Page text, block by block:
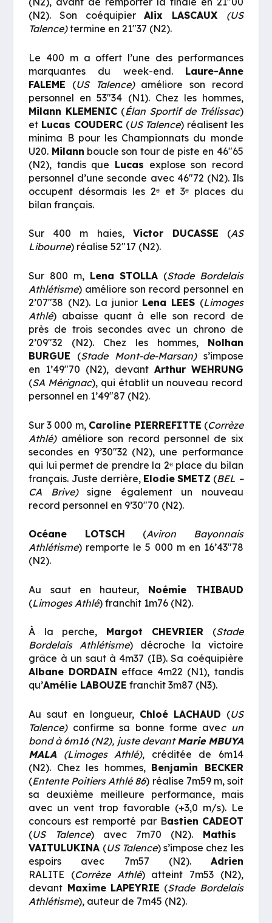
(N2). Son coéquipierAlix LASCAUX (US
Talence)termine en 21″37 (N2).
Le 400 m a offert l’une des performances
marquantes du week-end. Laure-Anne
FALEME (US Talence)améliore son record
personnel en 53″34 (N1). Chez les hommes,
Milann KLEMENIC (Élan Sportif de Trélissac)
et Lucas COUDERC(US Talence) réalisent les
minima B pour les Championnats du monde
U20. Milann boucle son tour de piste en 46″65
(N2), tandis que Lucas explose son record
personnel d’une seconde avec 46″72 (N2). Ils
occupent désormais les 2ᵉ et 3ᵉ places du
bilan français.
Sur 400 m haies, Victor DUCASSE (AS
Libourne) réalise 52″17 (N2).
Sur 800 m, Lena STOLLA(Stade Bordelais
Athlétisme) améliore son record personnel en
2’07″38 (N2). La junior Lena LEES (Limoges
Athlé) abaisse quant à elle son record de
près de trois secondes avec un chrono de
2’09″32 (N2). Chez les hommes, Nolhan
BURGUE (Stade Mont-de-Marsan)s’impose
en 1’49″70 (N2), devant Arthur WEHRUNG
(SA Mérignac), qui établit un nouveau record
personnel en 1’49″87 (N2).
Sur 3 000 m, Caroline PIERREFITTE (Corrèze
Athlé)améliore son record personnel de six
secondes en 9’30″32 (N2), une performance
qui lui permet de prendre la 2ᵉ place du bilan
français. Juste derrière, Elodie SMETZ (BEL –
CA Brive)signe également un nouveau
record personnel en 9’30″70 (N2).
Océane LOTSCH (Aviron Bayonnais
Athlétisme) remporte le 5 000 m en 16’43″78
(N2).
Au saut en hauteur, Noémie THIBAUD
(Limoges Athlé) franchit 1m76 (N2).
À la perche, Margot CHEVRIER (Stade
Bordelais Athlétisme) décroche la victoire
grâce à un saut à 4m37 (IB). Sa coéquipière
Albane DORDAIN efface 4m22 (N1), tandis
qu’Amélie LABOUZE franchit 3m87 (N3).
Au saut en longueur, Chloé LACHAUD (US
Talence)confirme sa bonne forme avec un
bond à 6m16 (N2), juste devantMarie MBUYA
MALA (Limoges Athlé), créditée de 6m14
(N2). Chez les hommes, Benjamin BECKER
(Entente Poitiers Athlé 86) réalise 7m59 m, soit
sa deuxième meilleure performance, mais
avec un vent trop favorable (+3,0 m/s). Le
concours est remporté par Bastien CADEOT
(US Talence) avec 7m70 (N2). Mathis
VAITULUKINA (US Talence) s’impose chez les
espoirs avec 7m57 (N2). Adrien
RALITE (Corrèze Athlé) atteint 7m53 (N2),
devant Maxime LAPEYRIE (Stade Bordelais
Athlétisme), auteur de 7m45 (N2).